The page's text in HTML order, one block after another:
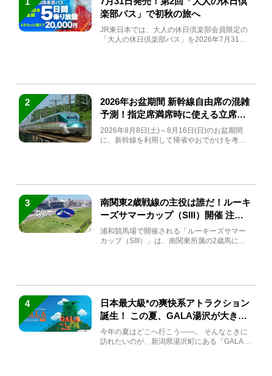
楽部パス」で初秋の旅へ
JR東日本では、大人の休日倶楽部会員限定の
「大人の休日倶楽部パス」を2026年7月31日
2
2026年お盆期間 新幹線自由席の混雑
予測！指定席満席時に使える立席特
急券も解説
2026年8月8日(土)～8月16日(日)のお盆期間
に、新幹線を利用して帰省やおでかけを考え
3
南関東2歳戦線の主役は誰だ！ルーキ
ーズサマーカップ（SIII）開催 注目
馬と見どころをチェック
浦和競馬場で開催される「ルーキーズサマー
カップ（SIII）」は、南関東所属の2歳馬によ
4
日本最大級*の爽快系アトラクション
誕生！ この夏、GALA湯沢が大きく
生まれ変わる
今年の夏はどこへ行こう――。 そんなときに
訪れたいのが、新潟県湯沢町にある「GALA湯